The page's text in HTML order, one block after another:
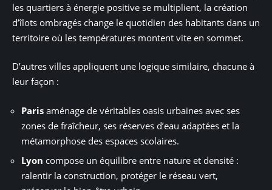
les quartiers à énergie positive se multiplient, la création
d’îlots ombragés change le quotidien des habitants dans un
territoire où les températures montent vite en sommet.
D’autres villes appliquent une logique similaire, chacune à
leur façon :
Paris aménage de véritables oasis urbaines avec ses
zones de fraîcheur, ses réserves d’eau adaptées et la
métamorphose des espaces scolaires.
Lyon compose un équilibre entre nature et densité :
ralentir la construction, protéger le réseau vert,